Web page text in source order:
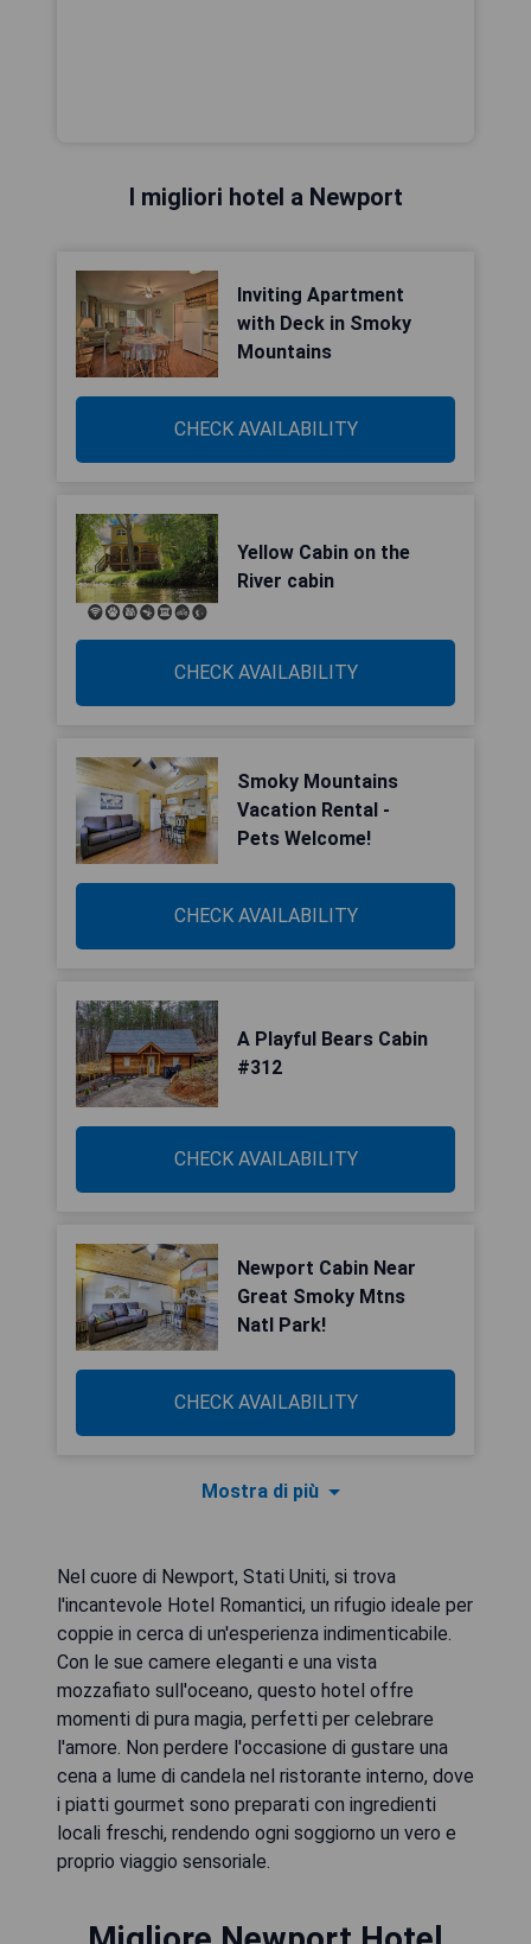
I migliori hotel a Newport
Inviting Apartment
with Deck in Smoky
Mountains
CHECK AVAILABILITY
Yellow Cabin on the
River cabin
CHECK AVAILABILITY
Smoky Mountains
Vacation Rental -
Pets Welcome!
CHECK AVAILABILITY
A Playful Bears Cabin
#312
CHECK AVAILABILITY
Newport Cabin Near
Great Smoky Mtns
Natl Park!
CHECK AVAILABILITY
Mostra di più
Nel cuore di Newport, Stati Uniti, si trova
l'incantevole Hotel Romantici, un rifugio ideale per
coppie in cerca di un'esperienza indimenticabile.
Con le sue camere eleganti e una vista
mozzafiato sull'oceano, questo hotel offre
momenti di pura magia, perfetti per celebrare
l'amore. Non perdere l'occasione di gustare una
cena a lume di candela nel ristorante interno, dove
i piatti gourmet sono preparati con ingredienti
locali freschi, rendendo ogni soggiorno un vero e
proprio viaggio sensoriale.